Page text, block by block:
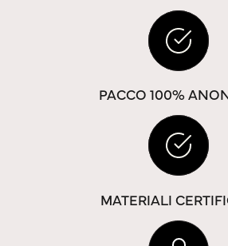
PACCO 100%
MATERIALI